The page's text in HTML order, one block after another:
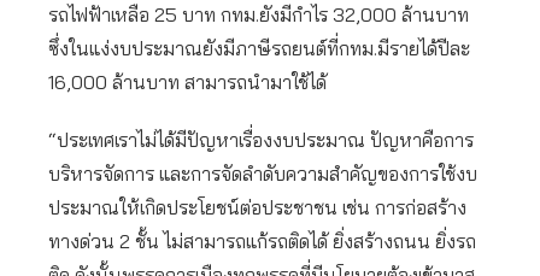
รถไฟฟ้าเหลือ 25 บาท กทม.ยังมีกำไร 32,000 ล้านบาท
ซึ่งในแง่งบประมาณยังมีภาษีรถยนต์ที่กทม.มีรายได้ปีละ
16,000 ล้านบาท สามารถนำมาใช้ได้
“ประเทศเราไม่ได้มีปัญหาเรื่องงบประมาณ ปัญหาคือการ
บริหารจัดการ และการจัดลำดับความสำคัญของการใช้งบ
ประมาณให้เกิดประโยชน์ต่อประชาชน เช่น การก่อสร้าง
ทางด่วน 2 ชั้น ไม่สามารถแก้รถติดได้ ยิ่งสร้างถนน ยิ่งรถ